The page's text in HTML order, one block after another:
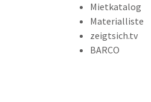
Mietkatalog
Materialliste
zeigtsich.tv
BARCO